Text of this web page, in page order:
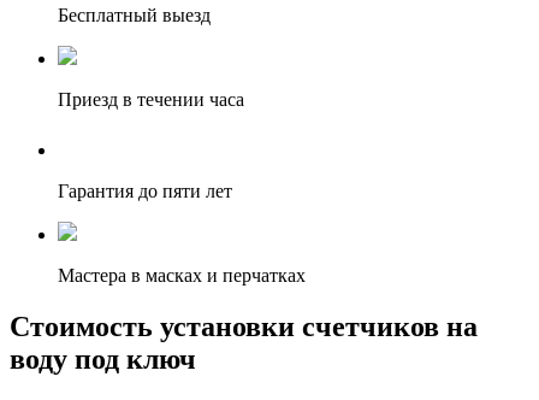
Бесплатный выезд
Приезд в течении часа
Гарантия до пяти лет
Мастера в масках и перчатках
Стоимость установки счетчиков на
воду под ключ